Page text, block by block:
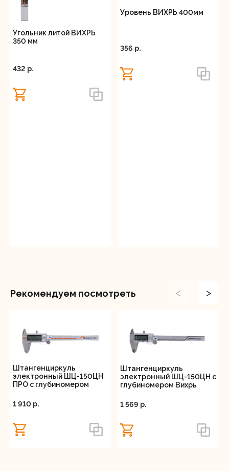
Угольник литой ВИХРЬ
350 мм
432 p.
Уровень ВИХРЬ 400мм
356 p.
Рекомендуем посмотреть < >
Штангенциркуль
электронный ШЦ-150ЦН
ПРО с глубиномером
1 910 p.
Штангенциркуль
электронный ШЦ-150ЦН с
глубиномером Вихрь
1 569 p.